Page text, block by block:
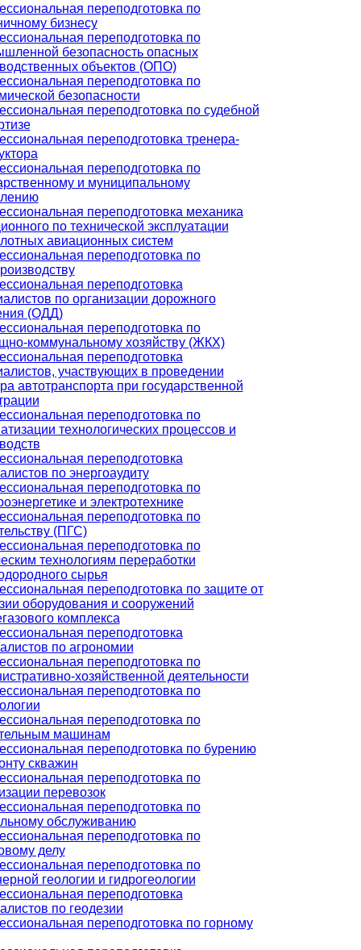
переподготовка по
бизнесу
переподготовка по
безопасность опасных
объектов (ОПО)
переподготовка по
безопасности
переподготовка по судебной
переподготовка тренера-
переподготовка по
и муниципальному
переподготовка механика
по технической эксплуатации
авиационных систем
переподготовка по
переподготовка
по организации дорожного
(ОДД)
переподготовка по
коммунальному хозяйству (ЖКХ)
переподготовка
участвующих в проведении
автотранспорта при государственной
переподготовка по
технологических процессов и
переподготовка
по энергоаудиту
переподготовка по
и электротехнике
переподготовка по
(ПГС)
переподготовка по
технологиям переработки
сырья
переподготовка по защите от
оборудования и сооружений
комплекса
переподготовка
по агрономии
переподготовка по
хозяйственной деятельности
переподготовка по
переподготовка по
машинам
переподготовка по бурению
скважин
переподготовка по
перевозок
переподготовка по
обслуживанию
переподготовка по
делу
переподготовка по
геологии и гидрогеологии
переподготовка
по геодезии
переподготовка по горному